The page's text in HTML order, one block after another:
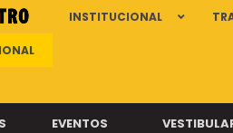
INSTITUCIONAL
EVENTOS